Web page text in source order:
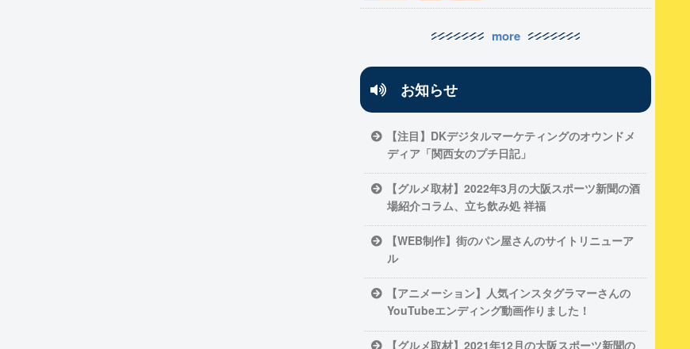
more
お知らせ
【注目】DKデジタルマーケティングのオウンドメ
ディア「関西女のプチ日記」
【グルメ取材】2022年3月の大阪スポーツ新聞の酒
場紹介コラム、立ち飲み処 祥福
【WEB制作】街のパン屋さんのサイトリニューア
ル
【アニメーション】人気インスタグラマーさんの
YouTubeエンディング動画作りました！
【グルメ取材】2021年12月の大阪スポーツ新聞の